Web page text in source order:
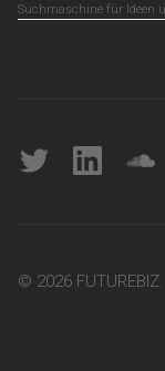
Suchmaschine für Ideen
Twitter linkedin
© 2026 FUTUREBIZ.